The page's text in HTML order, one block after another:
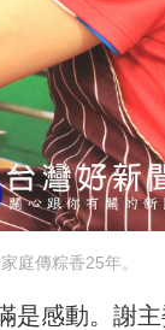
庭傳粽香25年。
是感動。謝